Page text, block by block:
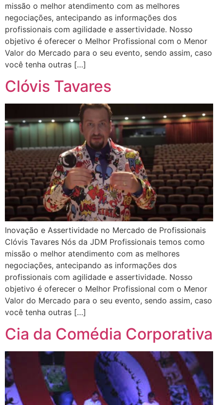
missão o melhor atendimento com as melhores
negociações, antecipando as informações dos
profissionais com agilidade e assertividade. Nosso
objetivo é oferecer o Melhor Profissional com o Menor
Valor do Mercado para o seu evento, sendo assim, caso
você tenha outras […]
Clóvis Tavares
Inovação e Assertividade no Mercado de Profissionais
Clóvis Tavares Nós da JDM Profissionais temos como
missão o melhor atendimento com as melhores
negociações, antecipando as informações dos
profissionais com agilidade e assertividade. Nosso
objetivo é oferecer o Melhor Profissional com o Menor
Valor do Mercado para o seu evento, sendo assim, caso
você tenha outras […]
Cia da Comédia Corporativa